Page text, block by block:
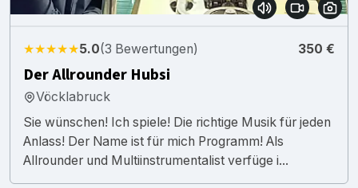
★★★★★5.0(3 Bewertungen) 350 €
Der Allrounder Hubsi
Vöcklabruck
Sie wünschen! Ich spiele! Die richtige Musik für jeden
Anlass! Der Name ist für mich Programm! Als
Allrounder und Multiinstrumentalist verfüge i...